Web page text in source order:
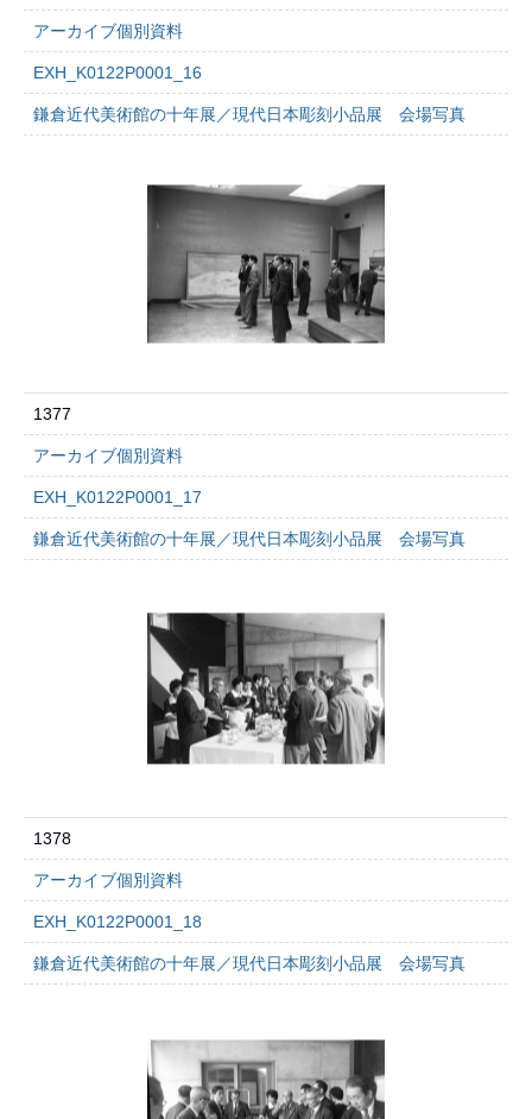
アーカイブ個別資料
EXH_K0122P0001_16
鎌倉近代美術館の十年展／現代日本彫刻小品展 会場写真
1377
アーカイブ個別資料
EXH_K0122P0001_17
鎌倉近代美術館の十年展／現代日本彫刻小品展 会場写真
1378
アーカイブ個別資料
EXH_K0122P0001_18
鎌倉近代美術館の十年展／現代日本彫刻小品展 会場写真